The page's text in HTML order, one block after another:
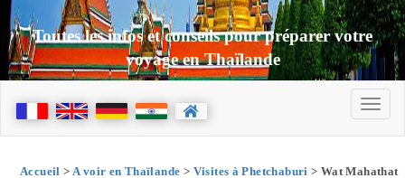
Toutes les infos et conseils pour préparer votre
voyage en Thaïlande
Accueil > A voir en Thaïlande > Visites à Phetchaburi > Wat Mahathat